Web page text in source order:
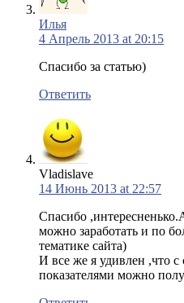
Илья
4 Апрель 2013 at 20:15
Спасибо за статью)
Ответить
Vladislave
14 Июнь 2013 at 22:57
Спасибо
можно заработать и по
тематике сайта)
И все же я удивлен ,что
показателями можно